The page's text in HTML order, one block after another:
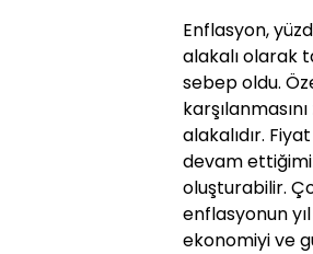
Enflasyon,
alakalı olarak
sebep oldu.
alakalıdır.
devam
oluşturabilir.
enflasyonun
ekonomiyi ve